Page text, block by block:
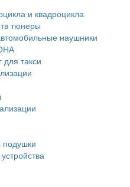
и квадроцикла
тюнеры
наушники
для такси
подушки